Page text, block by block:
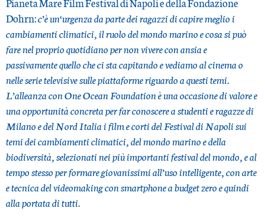
Dohrn:c’è un‘urgenza da parte dei ragazzi di capire meglio i
cambiamenti climatici, il ruolo del mondo marino e cosa si può
fare nel proprio quotidiano per non vivere con ansia e
passivamente quello che ci sta capitando e vediamo al cinema o
nelle serie televisive sulle piattaforme riguardo a questi temi.
L’alleanza con One Ocean Foundation è una occasione di valore e
una opportunità concreta per far conoscere a studenti e ragazze di
Milano e del Nord Italia i film e corti del Festival di Napoli sui
temi dei cambiamenti climatici, del mondo marino e della
biodiversità, selezionati nei più importanti festival del mondo, e al
tempo stesso per formare giovanissimi all’uso intelligente, con arte
e tecnica del videomaking con smartphone a budget zero e quindi
alla portata di tutti.